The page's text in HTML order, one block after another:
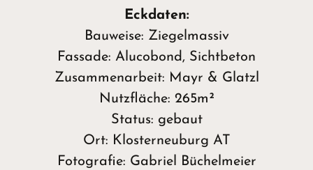
Eckdaten:
Bauweise: Ziegelmassiv
Fassade: Alucobond, Sichtbeton
Zusammenarbeit: Mayr & Glatzl
Nutzfläche: 265m²
Status: gebaut
Ort: Klosterneuburg AT
Fotografie: Gabriel Büchelmeier